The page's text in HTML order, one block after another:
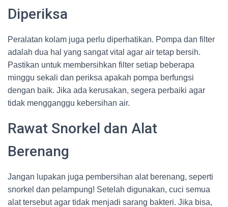
Diperiksa
Peralatan kolam juga perlu diperhatikan. Pompa dan filter
adalah dua hal yang sangat vital agar air tetap bersih.
Pastikan untuk membersihkan filter setiap beberapa
minggu sekali dan periksa apakah pompa berfungsi
dengan baik. Jika ada kerusakan, segera perbaiki agar
tidak mengganggu kebersihan air.
Rawat Snorkel dan Alat
Berenang
Jangan lupakan juga pembersihan alat berenang, seperti
snorkel dan pelampung! Setelah digunakan, cuci semua
alat tersebut agar tidak menjadi sarang bakteri. Jika bisa,